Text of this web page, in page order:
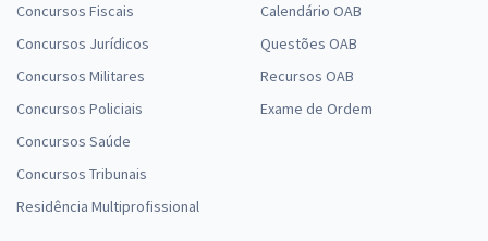
Concursos Fiscais
Concursos Jurídicos
Concursos Militares
Concursos Policiais
Concursos Saúde
Concursos Tribunais
Residência Multiprofissional
Calendário OAB
Questões OAB
Recursos OAB
Exame de Ordem